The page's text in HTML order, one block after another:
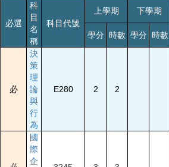
必選
科
目
名
稱
科目代號
上學期 下學期
學分 時數 學分 時數
必
決
策
理
論
與
行
為
E280 2 2
國
際
企